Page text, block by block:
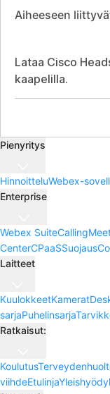
Aiheeseen
Lataa Cisco
kaapelilla.
Pienyritys
HinnoitteluWebex-
Enterprise
Webex SuiteCalling
CenterCPaaSSuojaus
Laitteet
KuulokkeetKamerat
sarjaPuhelinsarja
Ratkaisut:
Koulutus
viihdeEtulinja